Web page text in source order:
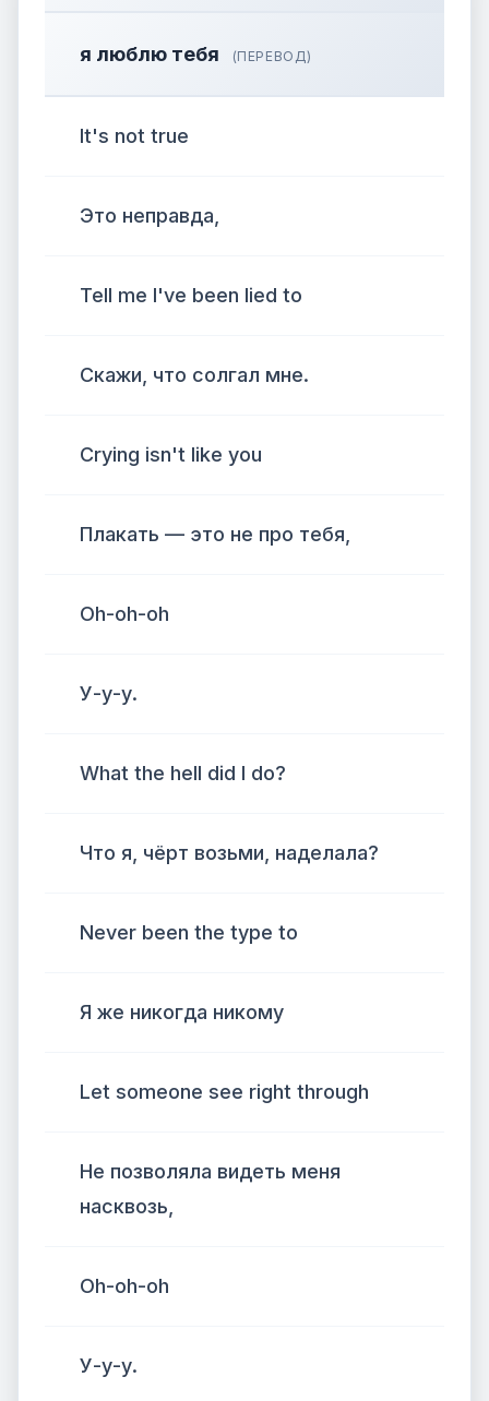
я люблю тебя (ПЕРЕВОД)
It's not true
Это неправда,
Tell me I've been lied to
Скажи, что солгал мне.
Crying isn't like you
Плакать — это не про тебя,
Oh-oh-oh
У-у-у.
What the hell did I do?
Что я, чёрт возьми, наделала?
Never been the type to
Я же никогда никому
Let someone see right through
Не позволяла видеть меня
насквозь,
Oh-oh-oh
У-у-у.